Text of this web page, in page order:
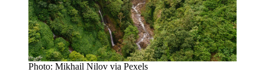
Photo: Mikhail Nilov via Pexels